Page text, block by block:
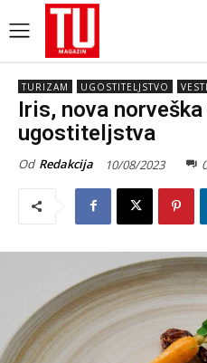
TURIZAM UGOSTITELJSTVO VESTI
Iris, nova
ugostiteljstva
Od Redakcija 10/08/2023 0